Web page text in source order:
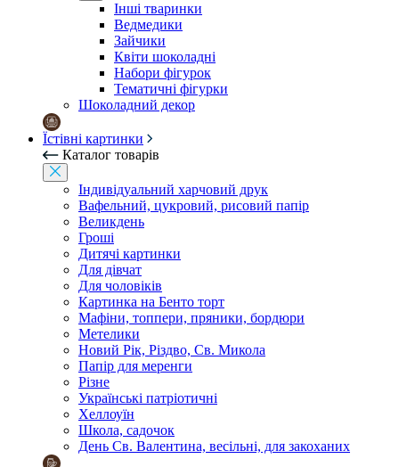
Інші тваринки
Ведмедики
Зайчики
Квіти шоколадні
Набори фігурок
Тематичні фігурки
Шоколадний декор
Їстівні картинки
Каталог товарів
Індивідуальний харчовий друк
Вафельний, цукровий, рисовий папір
Великдень
Гроші
Дитячі картинки
Для дівчат
Для чоловіків
Картинка на Бенто торт
Мафіни, топпери, пряники, бордюри
Метелики
Новий Рік, Різдво, Св. Микола
Папір для меренги
Різне
Українські патріотичні
Хеллоуїн
Школа, садочок
День Св. Валентина, весільні, для закоханих